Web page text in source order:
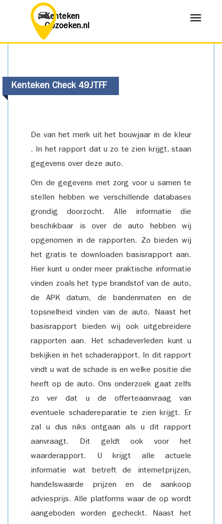
Kenteken
Opzoeken.nl
Menu
Kenteken Check 49JTFF
De van het merk uit het bouwjaar in de kleur
. In het rapport dat u zo te zien krijgt, staan
gegevens over deze auto.
Om de gegevens met zorg voor u samen te
stellen hebben we verschillende databases
grondig doorzocht. Alle informatie die
beschikbaar is over de auto hebben wij
opgenomen in de rapporten. Zo bieden wij
het gratis te downloaden basisrapport aan.
Hier kunt u onder meer praktische informatie
vinden zoals het type brandstof van de auto,
de APK datum, de bandenmaten en de
topsnelheid vinden van de auto. Naast het
basisrapport bieden wij ook uitgebreidere
rapporten aan. Het schadeverleden kunt u
bekijken in het schaderapport. In dit rapport
vindt u wat de schade is en welke positie die
heeft op de auto. Ons onderzoek gaat zelfs
zo ver dat u de offerteaanvraag van
eventuele schadereparatie te zien krijgt. Er
zal u dus niks ontgaan als u dit rapport
aanvraagt. Dit geldt ook voor het
waarderapport. U krijgt alle actuele
informatie wat betreft de internetprijzen,
handelswaarde prijzen en de aankoop
adviesprijs. Alle platforms waar de op wordt
aangeboden worden gecheckt. Naast het